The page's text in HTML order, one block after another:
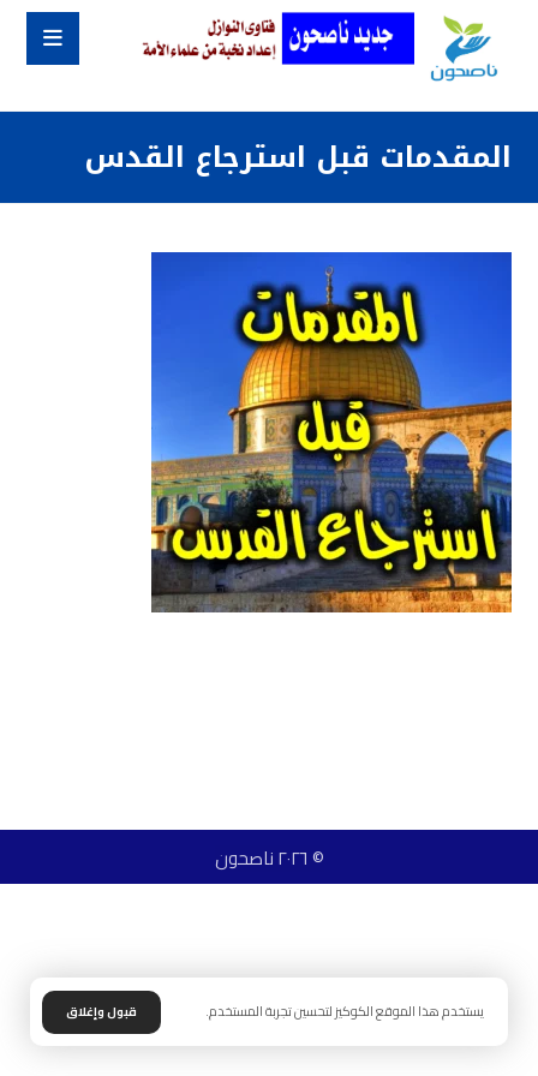
المقدمات قبل استرجاع القدس
© ٢٠٢٦ ناصحون
يستخدم هذا الموقع الكوكيز لتحسين تجربة المستخدم. قبول وإغلاق